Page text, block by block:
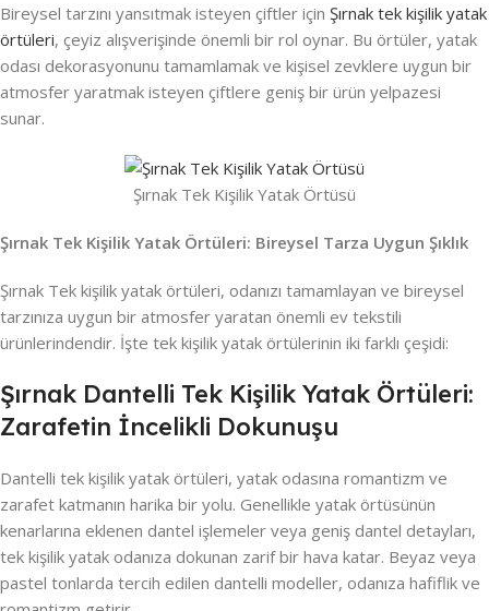
Bireysel tarzını yansıtmak isteyen çiftler için Şırnak tek kişilik yatak
örtüleri, çeyiz alışverişinde önemli bir rol oynar. Bu örtüler, yatak
odası dekorasyonunu tamamlamak ve kişisel zevklere uygun bir
atmosfer yaratmak isteyen çiftlere geniş bir ürün yelpazesi
sunar.
Şırnak Tek Kişilik Yatak Örtüsü
Şırnak Tek Kişilik Yatak Örtüleri: Bireysel Tarza Uygun Şıklık
Şırnak Tek kişilik yatak örtüleri, odanızı tamamlayan ve bireysel
tarzınıza uygun bir atmosfer yaratan önemli ev tekstili
ürünlerindendir. İşte tek kişilik yatak örtülerinin iki farklı çeşidi:
Şırnak Dantelli Tek Kişilik Yatak Örtüleri:
Zarafetin İncelikli Dokunuşu
Dantelli tek kişilik yatak örtüleri, yatak odasına romantizm ve
zarafet katmanın harika bir yolu. Genellikle yatak örtüsünün
kenarlarına eklenen dantel işlemeler veya geniş dantel detayları,
tek kişilik yatak odanıza dokunan zarif bir hava katar. Beyaz veya
pastel tonlarda tercih edilen dantelli modeller, odanıza hafiflik ve